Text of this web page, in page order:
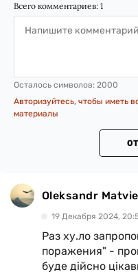
Всего комментариев: 1
Осталось символов: 2000
Авторизуйтесь, чтобы иметь
материалы
Oleksandr
19 Декабря 2024,
Раз ху.ло
поражения" -
буде дійсно